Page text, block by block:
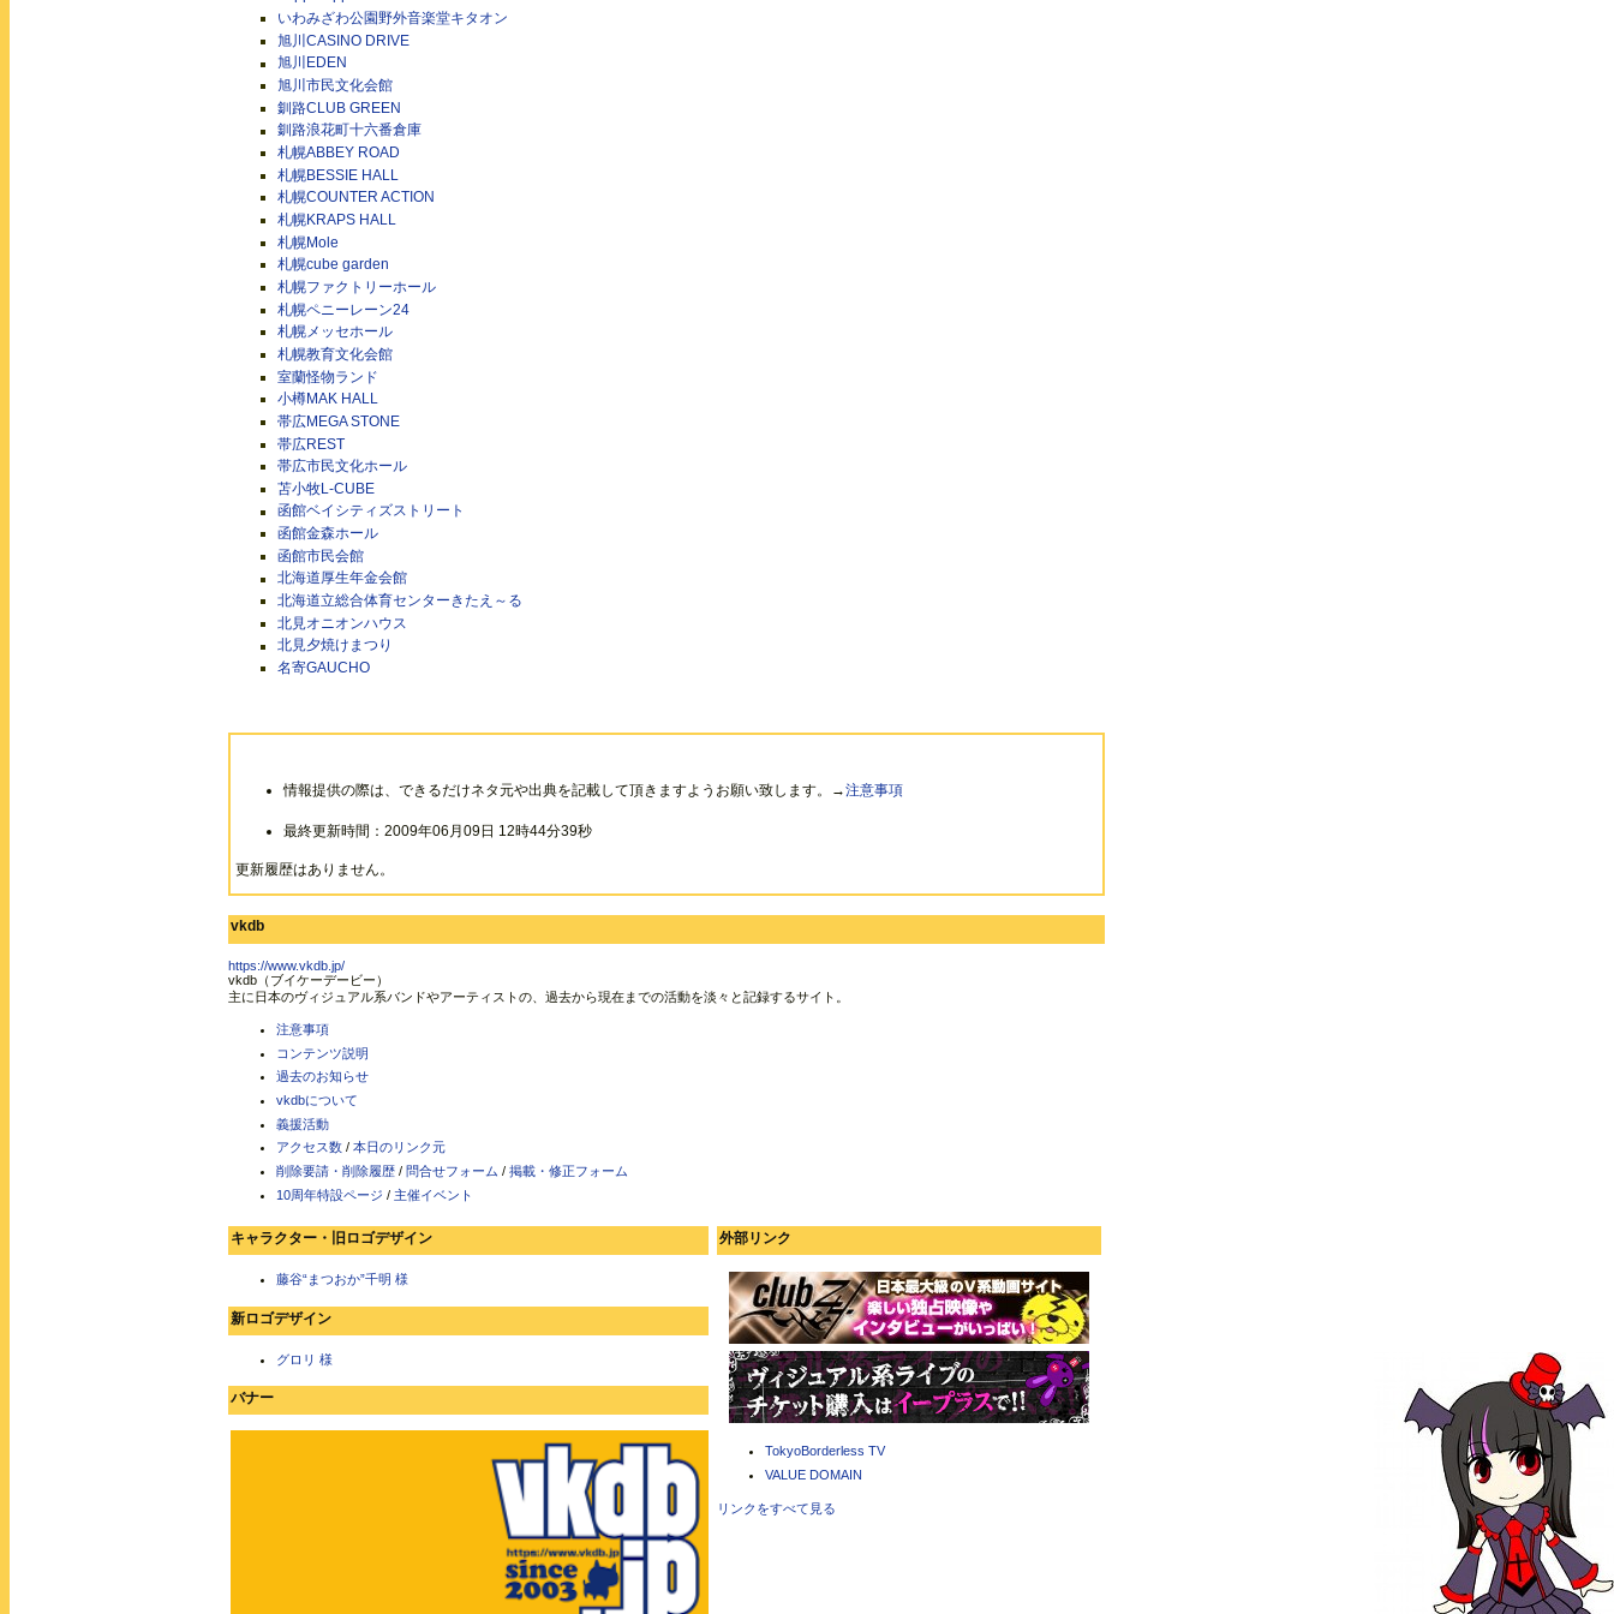
いわみざわ公園野外音楽堂キタオン
旭川CASINO DRIVE
旭川EDEN
旭川市民文化会館
釧路CLUB GREEN
釧路浪花町十六番倉庫
札幌ABBEY ROAD
札幌BESSIE HALL
札幌COUNTER ACTION
札幌KRAPS HALL
札幌Mole
札幌cube garden
札幌ファクトリーホール
札幌ペニーレーン24
札幌メッセホール
札幌教育文化会館
室蘭怪物ランド
小樽MAK HALL
帯広MEGA STONE
帯広REST
帯広市民文化ホール
苫小牧L-CUBE
函館ベイシティズストリート
函館金森ホール
函館市民会館
北海道厚生年金会館
北海道立総合体育センターきたえ～る
北見オニオンハウス
北見夕焼けまつり
名寄GAUCHO
情報提供の際は、できるだけネタ元や出典を記載して頂きますようお願い致します。→注意事項
最終更新時間：2009年06月09日 12時44分39秒
更新履歴はありません。
vkdb
https://www.vkdb.jp/
vkdb（ブイケーデービー）
主に日本のヴィジュアル系バンドやアーティストの、過去から現在までの活動を淡々と記録するサイト。
注意事項
コンテンツ説明
過去のお知らせ
vkdbについて
義援活動
アクセス数 / 本日のリンク元
削除要請・削除履歴 / 問合せフォーム / 掲載・修正フォーム
10周年特設ページ / 主催イベント
キャラクター・旧ロゴデザイン
藤谷“まつおか”千明 様
新ロゴデザイン
グロリ 様
バナー
外部リンク
TokyoBorderless TV
VALUE DOMAIN
リンクをすべて見る